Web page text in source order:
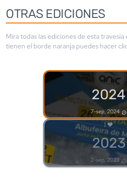
OTRAS EDICIONES
Mira todas las ediciones de esta
tienen el borde naranja puedes hacer
2024
7-sep, 2024
1
2023
2-sep, 2023